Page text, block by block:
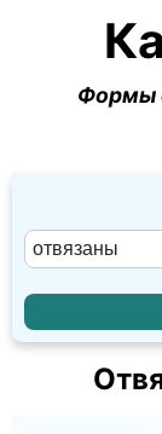
Формы